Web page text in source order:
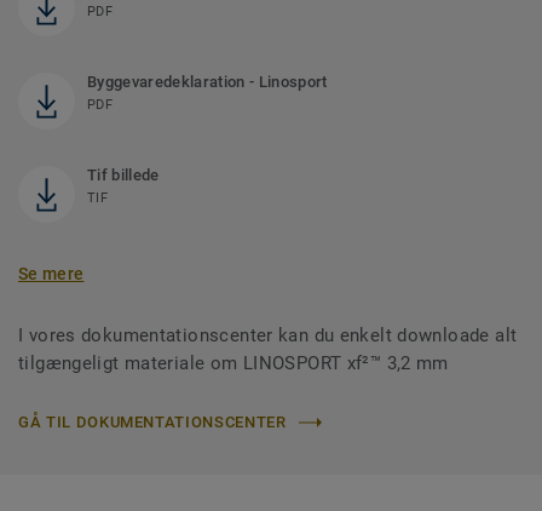
PDF
Byggevaredeklaration - Linosport
PDF
Tif billede
TIF
Se mere
I vores dokumentationscenter kan du enkelt downloade alt
tilgængeligt materiale om LINOSPORT xf²™ 3,2 mm
GÅ TIL DOKUMENTATIONSCENTER